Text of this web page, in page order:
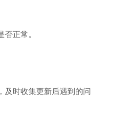
正常。
及时收集更新后遇到的问